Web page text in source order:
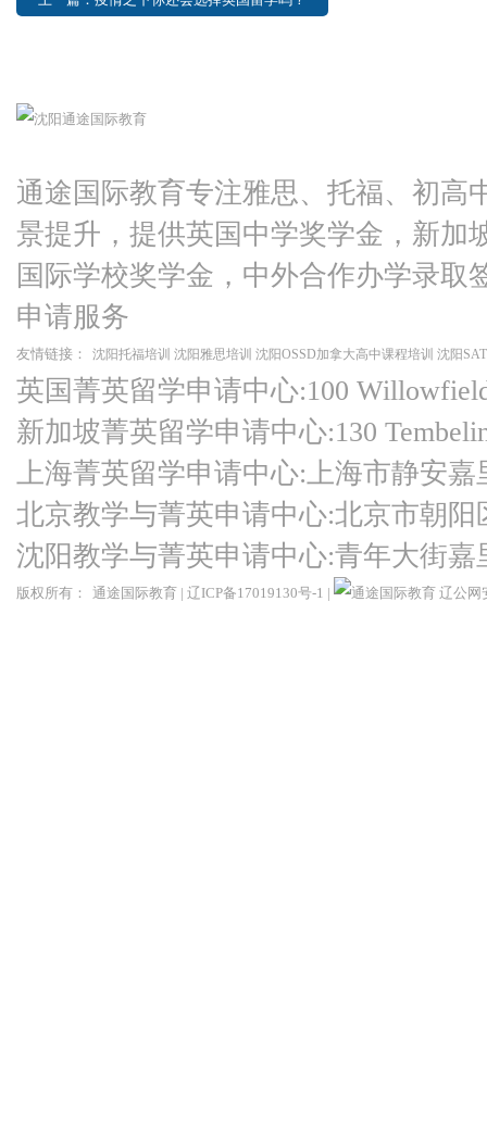
通途国际教育专注雅思、托福、初高
景提升，提供英国中学奖学金，新加
国际学校奖学金，中外合作办学录取
申请服务
友情链接： 沈阳托福培训 沈阳雅思培训 沈阳OSSD加拿大高中课程培训 沈阳
英国菁英留学申请中心:100
新加坡菁英留学申请中心:130
上海菁英留学申请中心:上海市静安嘉
北京教学与菁英申请中心:北京市朝
沈阳教学与菁英申请中心:青年大街
版权所有： 通途国际教育 | 辽ICP备17019130号-1 | 辽公网